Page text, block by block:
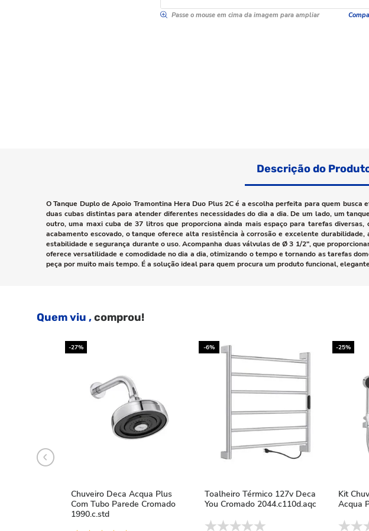
Passe o mouse em cima da imagem para ampliar
Descrição do
O Tanque Duplo de Apoio Tramontina Hera Duo Plus 2C é a escolha perfeita para quem
duas cubas distintas para atender diferentes necessidades do dia a dia. De um lado, um
outro, uma maxi cuba de 37 litros que proporciona ainda mais espaço para tarefas
acabamento escovado, o tanque oferece alta resistência à corrosão e excelente
estabilidade e segurança durante o uso. Acompanha duas válvulas de Ø 3 1/2", que
oferece versatilidade e comodidade no dia a dia, otimizando o tempo e tornando as tarefas
peça por muito mais tempo. É a solução ideal para quem procura um produto funcional,
Quem viu ,comprou!
-27%
Chuveiro Deca Acqua Plus
Com Tubo Parede Cromado
1990.c.std
-6%
Toalheiro Térmico 127v Deca
You Cromado 2044.c110d.aqc
-25%
Kit
Acqua